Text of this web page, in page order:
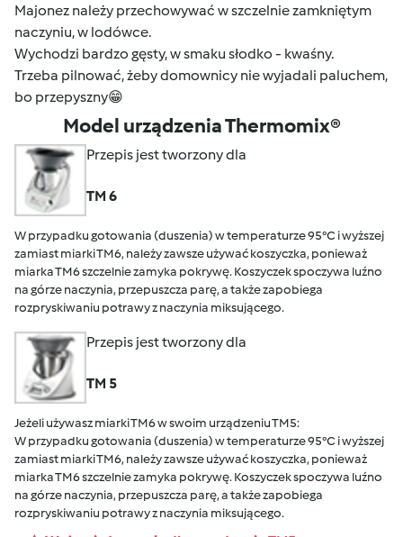
Majonez należy przechowywać w szczelnie zamkniętym
naczyniu, w lodówce.
Wychodzi bardzo gęsty, w smaku słodko - kwaśny.
Trzeba pilnować, żeby domownicy nie wyjadali paluchem,
bo przepyszny😁
Model urządzenia Thermomix®
Przepis jest tworzony dla
TM 6
W przypadku gotowania (duszenia) w temperaturze 95°C i wyższej
zamiast miarki TM6, należy zawsze używać koszyczka, ponieważ
miarka TM6 szczelnie zamyka pokrywę. Koszyczek spoczywa luźno
na górze naczynia, przepuszcza parę, a także zapobiega
rozpryskiwaniu potrawy z naczynia miksującego.
Przepis jest tworzony dla
TM 5
Jeżeli używasz miarki TM6 w swoim urządzeniu TM5:
W przypadku gotowania (duszenia) w temperaturze 95°C i wyższej
zamiast miarki TM6, należy zawsze używać koszyczka, ponieważ
miarka TM6 szczelnie zamyka pokrywę. Koszyczek spoczywa luźno
na górze naczynia, przepuszcza parę, a także zapobiega
rozpryskiwaniu potrawy z naczynia miksującego.